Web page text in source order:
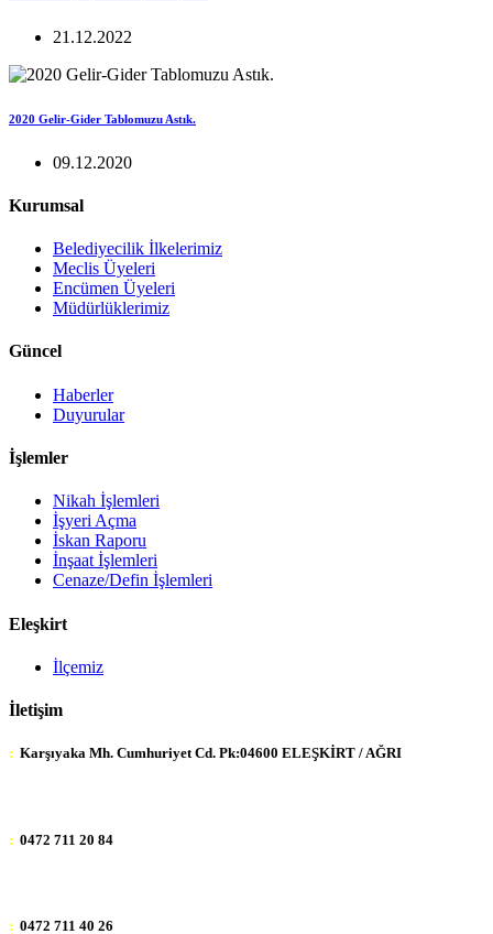
21.12.2022
2020 Gelir-Gider Tablomuzu Astık.
09.12.2020
Kurumsal
Belediyecilik İlkelerimiz
Meclis Üyeleri
Encümen Üyeleri
Müdürlüklerimiz
Güncel
Haberler
Duyurular
İşlemler
Nikah İşlemleri
İşyeri Açma
İskan Raporu
İnşaat İşlemleri
Cenaze/Defin İşlemleri
Eleşkirt
İlçemiz
İletişim
: Karşıyaka Mh. Cumhuriyet Cd. Pk:04600 ELEŞKİRT / AĞRI
: 0472 711 20 84
: 0472 711 40 26